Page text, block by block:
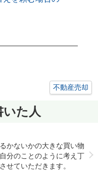
不動産売却
た人
かないかの大きな買い物
分のことのように考え丁
せていただきます。